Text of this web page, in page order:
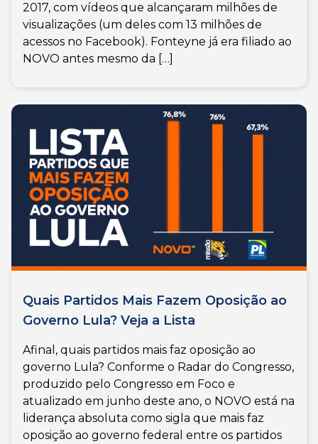
2017, com vídeos que alcançaram milhões de
visualizações (um deles com 13 milhões de
acessos no Facebook). Fonteyne já era filiado ao
NOVO antes mesmo da […]
Quais Partidos Mais Fazem Oposição ao
Governo Lula? Veja a Lista
Afinal, quais partidos mais faz oposição ao
governo Lula? Conforme o Radar do Congresso,
produzido pelo Congresso em Foco e
atualizado em junho deste ano, o NOVO está na
liderança absoluta como sigla que mais faz
oposição ao governo federal entre os partidos